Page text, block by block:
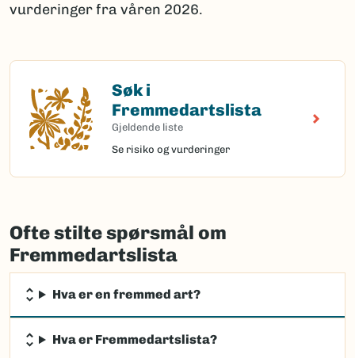
vurderinger fra våren 2026.
Søk i
Fremmedartslista
Gjeldende liste
Se risiko og vurderinger
Søk i Fremmedartslista
Ofte stilte spørsmål om
Fremmedartslista
Hva er en fremmed art?
Hva er Fremmedartslista?